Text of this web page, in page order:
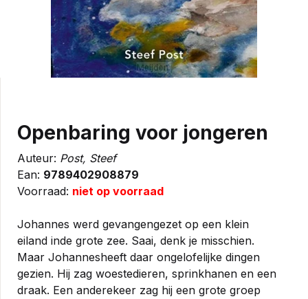
Openbaring voor jongeren
Auteur: Post, Steef
Ean: 9789402908879
Voorraad: niet op voorraad
Johannes werd gevangengezet op een klein
eiland inde grote zee. Saai, denk je misschien.
Maar Johannesheeft daar ongelofelijke dingen
gezien. Hij zag woestedieren, sprinkhanen en een
draak. Een anderekeer zag hij een grote groep